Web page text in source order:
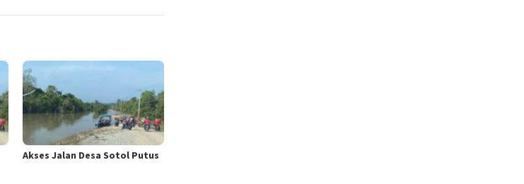
Akses Jalan Desa Sotol Putus